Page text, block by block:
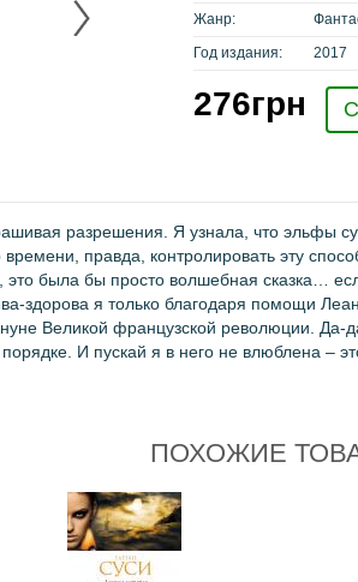
Жанр:
Год издания:
2017
276грн
разрешения. Я узнала, что эльфы
правда, контролировать эту
была бы просто волшебная сказка…
здорова я только благодаря помощи
Великой французской революции.
И пускай я в него не влюблена –
ПОХОЖИЕ